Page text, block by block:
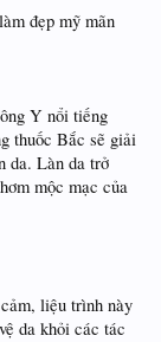
đẹp mỹ mãn​
Y nổi tiếng
thuốc Bắc sẽ giải
da. Làn da trở
mộc mạc của
liệu trình này
da khỏi các tác